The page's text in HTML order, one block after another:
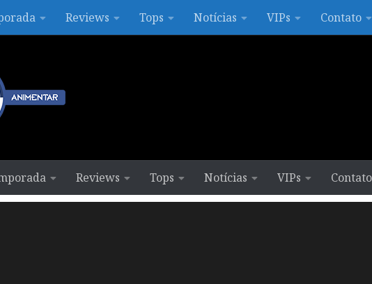
Reviews Tops Notícias VIPs Contato
Reviews Tops Notícias VIPs Contato